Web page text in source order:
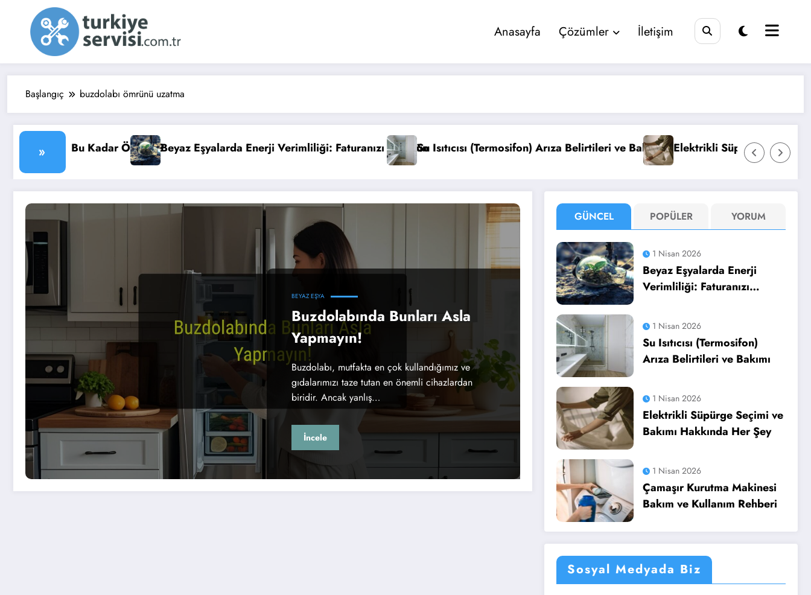
Anasayfa Çözümler İletişim
Başlangıç buzdolabı ömrünü uzatma
»
Beyaz Eşyalarda Enerji Verimliliği: Faturanızı DüşürünSu Isıtıcısı (Termosifon) Arıza Belirtileri ve Bakımı Elektrikli Süpürge Seçimi ve Bakımı Hakkında Her
BEYAZ EŞYA
Buzdolabında Bunları Asla
Yapmayın!
Buzdolabı, mutfakta en çok kullandığımız ve
gıdalarımızı taze tutan en önemli cihazlardan
biridir. Ancak yanlış…
İncele
GÜNCEL POPÜLER YORUM
1 Nisan 2026
Beyaz Eşyalarda Enerji
Verimliliği: Faturanızı
1 Nisan 2026
Su Isıtıcısı (Termosifon)
Arıza Belirtileri ve Bakımı
1 Nisan 2026
Elektrikli Süpürge Seçimi ve
Bakımı Hakkında Her Şey
1 Nisan 2026
Çamaşır Kurutma Makinesi
Bakım ve Kullanım Rehberi
Sosyal Medyada Biz